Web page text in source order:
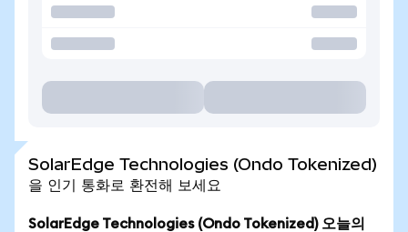
SolarEdge Technologies (Ondo Tokenized)
을 인기 통화로 환전해 보세요
SolarEdge Technologies (Ondo Tokenized) 오늘의